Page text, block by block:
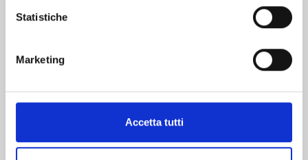
Statistiche
Marketing
Accetta tutti